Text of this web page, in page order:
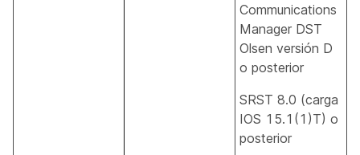
Communications
Manager DST
Olsen versión D
o posterior
SRST 8.0 (carga
IOS 15.1(1)T) o
posterior